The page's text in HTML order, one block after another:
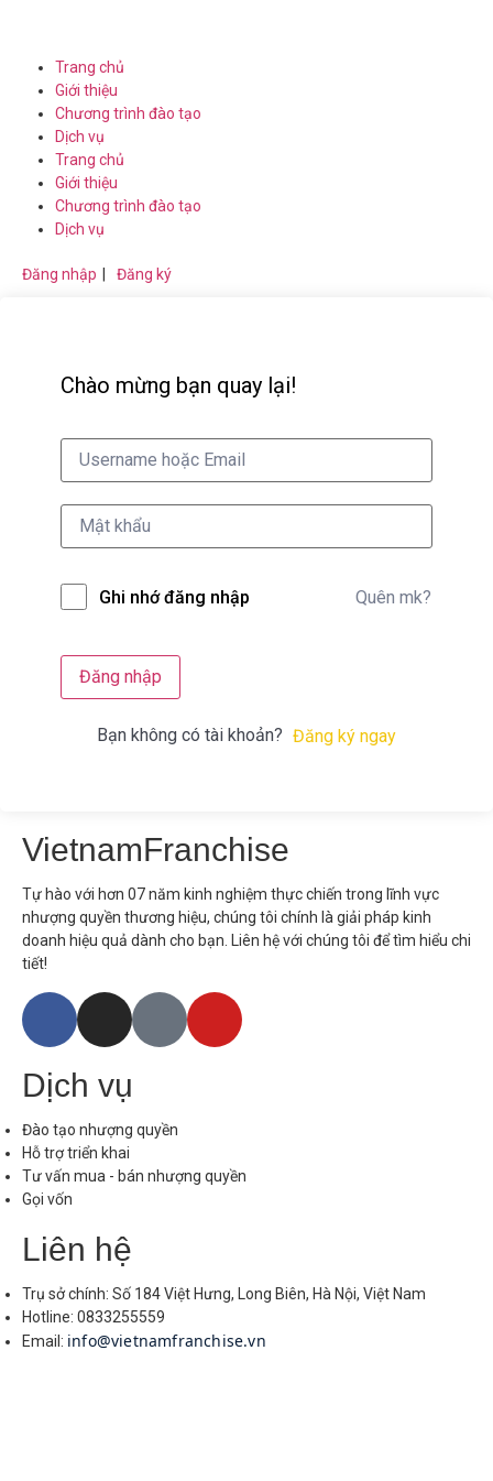
Trang chủ
Giới thiệu
Chương trình đào tạo
Dịch vụ
Trang chủ
Giới thiệu
Chương trình đào tạo
Dịch vụ
Đăng nhập Đăng ký
Chào mừng bạn quay lại!
Ghi nhớ đăng nhập Quên mk?
Đăng nhập
Bạn không có tài khoản? Đăng ký ngay
VietnamFranchise
Tự hào với hơn 07 năm kinh nghiệm thực chiến trong lĩnh vực
nhượng quyền thương hiệu, chúng tôi chính là giải pháp kinh
doanh hiệu quả dành cho bạn. Liên hệ với chúng tôi để tìm hiểu chi
tiết!
Dịch vụ
Đào tạo nhượng quyền
Hỗ trợ triển khai
Tư vấn mua - bán nhượng quyền
Gọi vốn
Liên hệ
Trụ sở chính: Số 184 Việt Hưng, Long Biên, Hà Nội, Việt Nam
Hotline: 0833255559
Email: info@vietnamfranchise.vn